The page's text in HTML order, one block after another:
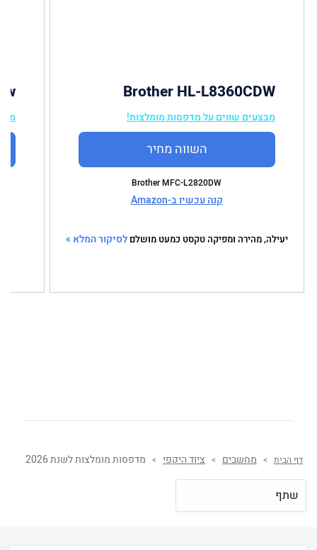
Brother HL-L8360CDW
מבצעים שווים על מדפסות מומלצות!
השווה מחיר
Brother MFC-L2820DW
קנה עכשיו ב-Amazon
יעילה, מהירה ומפיקה טקסט כמעט מושלם לסיקור המלא »
דף הבית > מחשבים > ציוד היקפי > מדפסות מומלצות לשנת 2026
שתף